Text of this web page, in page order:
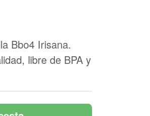
Bbo4 Irisana.
libre de BPA y